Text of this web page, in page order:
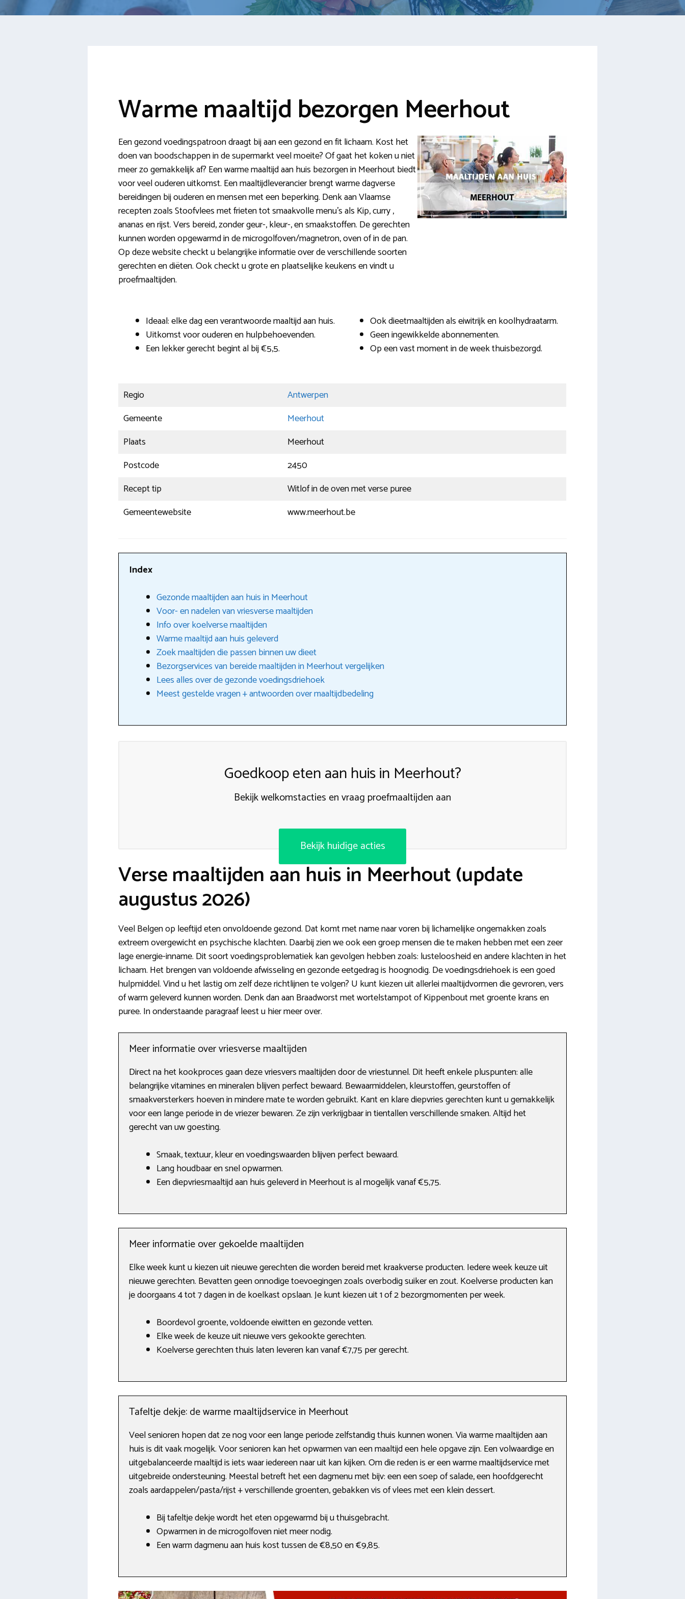
Warme maaltijd bezorgen Meerhout
Een gezond voedingspatroon draagt bij aan een gezond en fit lichaam. Kost het
doen van boodschappen in de supermarkt veel moeite? Of gaat het koken u niet
meer zo gemakkelijk af? Een warme maaltijd aan huis bezorgen in Meerhout biedt
voor veel ouderen uitkomst. Een maaltijdleverancier brengt warme dagverse
bereidingen bij ouderen en mensen met een beperking. Denk aan Vlaamse
recepten zoals Stoofvlees met frieten tot smaakvolle menu’s als Kip, curry ,
ananas en rijst. Vers bereid, zonder geur-, kleur-, en smaakstoffen. De gerechten
kunnen worden opgewarmd in de microgolfoven/magnetron, oven of in de pan.
Op deze website checkt u belangrijke informatie over de verschillende soorten
gerechten en diëten. Ook checkt u grote en plaatselijke keukens en vindt u
proefmaaltijden.
Ideaal: elke dag een verantwoorde maaltijd aan huis.
Uitkomst voor ouderen en hulpbehoevenden.
Een lekker gerecht begint al bij €5,5.
Ook dieetmaaltijden als eiwitrijk en koolhydraatarm.
Geen ingewikkelde abonnementen.
Op een vast moment in de week thuisbezorgd.
Regio
Antwerpen
Gemeente
Meerhout
Plaats
Meerhout
Postcode
2450
Recept tip
Witlof in de oven met verse puree
Gemeentewebsite
www.meerhout.be
Index
Gezonde maaltijden aan huis in Meerhout
Voor- en nadelen van vriesverse maaltijden
Info over koelverse maaltijden
Warme maaltijd aan huis geleverd
Zoek maaltijden die passen binnen uw dieet
Bezorgservices van bereide maaltijden in Meerhout vergelijken
Lees alles over de gezonde voedingsdriehoek
Meest gestelde vragen + antwoorden over maaltijdbedeling
Goedkoop eten aan huis in Meerhout?
Bekijk welkomstacties en vraag proefmaaltijden aan
Bekijk huidige acties
Verse maaltijden aan huis in Meerhout (update
augustus 2026)
Veel Belgen op leeftijd eten onvoldoende gezond. Dat komt met name naar voren bij lichamelijke ongemakken zoals
extreem overgewicht en psychische klachten. Daarbij zien we ook een groep mensen die te maken hebben met een zeer
lage energie-inname. Dit soort voedingsproblematiek kan gevolgen hebben zoals: lusteloosheid en andere klachten in het
lichaam. Het brengen van voldoende afwisseling en gezonde eetgedrag is hoognodig. De voedingsdriehoek is een goed
hulpmiddel. Vind u het lastig om zelf deze richtlijnen te volgen? U kunt kiezen uit allerlei maaltijdvormen die gevroren, vers
of warm geleverd kunnen worden. Denk dan aan Braadworst met wortelstampot of Kippenbout met groente krans en
puree. In onderstaande paragraaf leest u hier meer over.
Meer informatie over vriesverse maaltijden
Direct na het kookproces gaan deze vriesvers maaltijden door de vriestunnel. Dit heeft enkele pluspunten: alle
belangrijke vitamines en mineralen blijven perfect bewaard. Bewaarmiddelen, kleurstoffen, geurstoffen of
smaakversterkers hoeven in mindere mate te worden gebruikt. Kant en klare diepvries gerechten kunt u gemakkelijk
voor een lange periode in de vriezer bewaren. Ze zijn verkrijgbaar in tientallen verschillende smaken. Altijd het
gerecht van uw goesting.
Smaak, textuur, kleur en voedingswaarden blijven perfect bewaard.
Lang houdbaar en snel opwarmen.
Een diepvriesmaaltijd aan huis geleverd in Meerhout is al mogelijk vanaf €5,75.
Meer informatie over gekoelde maaltijden
Elke week kunt u kiezen uit nieuwe gerechten die worden bereid met kraakverse producten. Iedere week keuze uit
nieuwe gerechten. Bevatten geen onnodige toevoegingen zoals overbodig suiker en zout. Koelverse producten kan
je doorgaans 4 tot 7 dagen in de koelkast opslaan. Je kunt kiezen uit 1 of 2 bezorgmomenten per week.
Boordevol groente, voldoende eiwitten en gezonde vetten.
Elke week de keuze uit nieuwe vers gekookte gerechten.
Koelverse gerechten thuis laten leveren kan vanaf €7,75 per gerecht.
Tafeltje dekje: de warme maaltijdservice in Meerhout
Veel senioren hopen dat ze nog voor een lange periode zelfstandig thuis kunnen wonen. Via warme maaltijden aan
huis is dit vaak mogelijk. Voor senioren kan het opwarmen van een maaltijd een hele opgave zijn. Een volwaardige en
uitgebalanceerde maaltijd is iets waar iedereen naar uit kan kijken. Om die reden is er een warme maaltijdservice met
uitgebreide ondersteuning. Meestal betreft het een dagmenu met bijv: een een soep of salade, een hoofdgerecht
zoals aardappelen/pasta/rijst + verschillende groenten, gebakken vis of vlees met een klein dessert.
Bij tafeltje dekje wordt het eten opgewarmd bij u thuisgebracht.
Opwarmen in de microgolfoven niet meer nodig.
Een warm dagmenu aan huis kost tussen de €8,50 en €9,85.